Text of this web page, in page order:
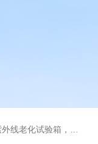
步入式环境试验箱